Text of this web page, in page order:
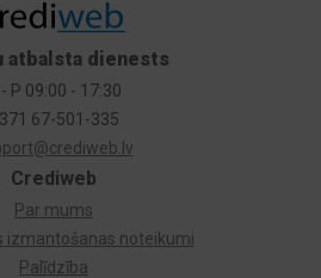
Crediweb
Par mums
izmantošanas noteikumi
Palīdzība
atbalsta dienests
- P 09:00 - 17:30
67-501-335